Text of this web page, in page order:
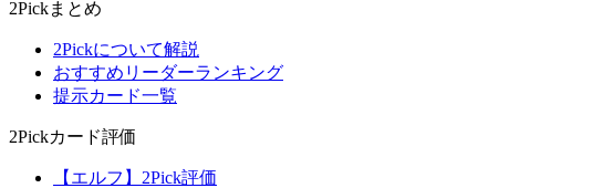
2Pickまとめ
2Pickについて解説
おすすめリーダーランキング
提示カード一覧
2Pickカード評価
【エルフ】2Pick評価